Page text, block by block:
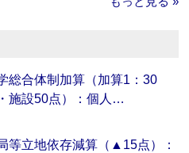
総合体制加算（加算1：30
施設50点）：個人…
等立地依存減算（▲15点）：